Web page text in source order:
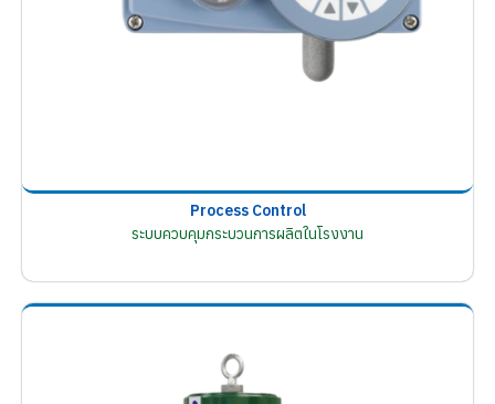
Process Control
ระบบควบคุมกระบวนการผลิตในโรงงาน